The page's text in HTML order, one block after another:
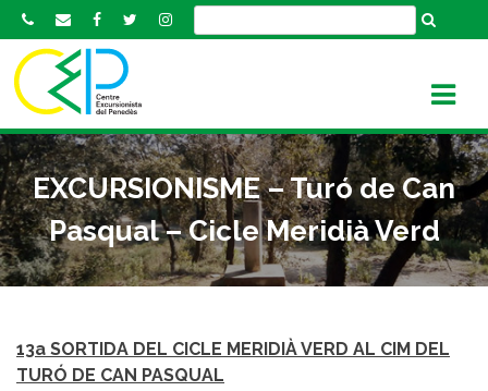
k
o
c
o
n
t
e
EXCURSIONISME – Turó de Can
Pasqual – Cicle Meridià Verd
13a SORTIDA DEL CICLE MERIDIÀ VERD AL CIM DEL
TURÓ DE CAN PASQUAL